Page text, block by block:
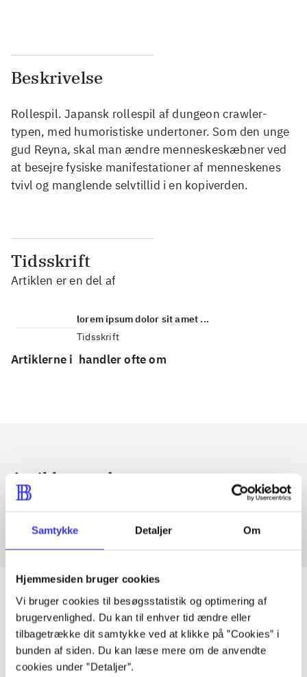
Samtykke Detaljer Om
Hjemmesiden bruger cookies
Vi bruger cookies til besøgsstatistik og optimering af
brugervenlighed. Du kan til enhver tid ændre eller
tilbagetrække dit samtykke ved at klikke på ”Cookies” i
bunden af siden. Du kan læse mere om de anvendte
cookies under ”Detaljer”.
Beskrivelse
Rollespil. Japansk rollespil af dungeon crawler-
typen, med humoristiske undertoner. Som den unge
gud Reyna, skal man ændre menneskeskæbner ved
at besejre fysiske manifestationer af menneskenes
tvivl og manglende selvtillid i en kopiverden.
Tidsskrift
Artiklen er en del af
lorem ipsum dolor sit amet ...
Tidsskrift
Artiklerne i handler ofte om
Artikler med samme emner
Fra
Artikler
Alle registrerede artikler fordelt på udgivelser